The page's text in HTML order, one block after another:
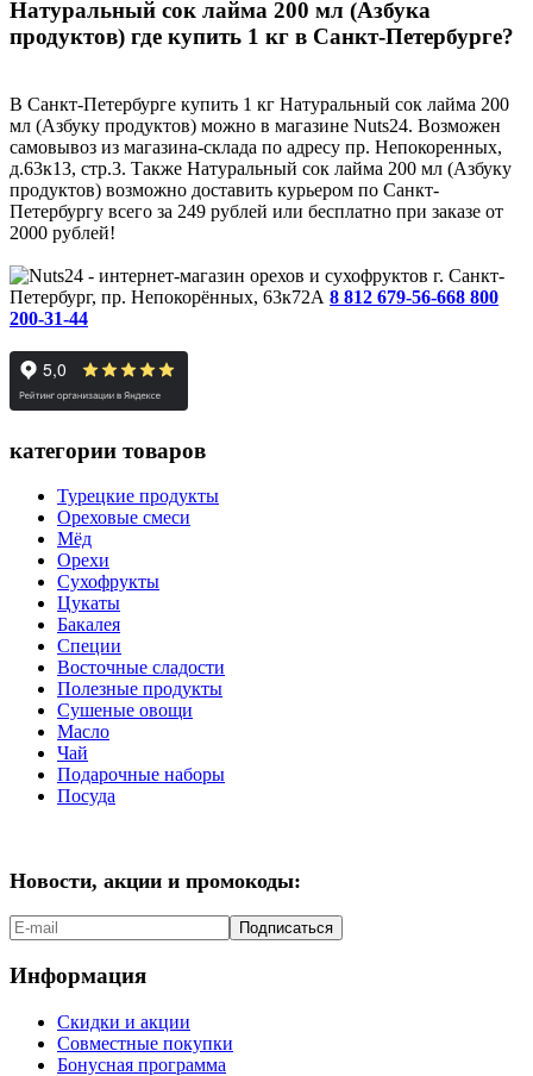
Натуральный сок лайма 200 мл (Азбука
продуктов) где купить 1 кг в Санкт-Петербурге?
В Санкт-Петербурге купить 1 кг Натуральный сок лайма 200
мл (Азбуку продуктов) можно в магазине Nuts24. Возможен
самовывоз из магазина-склада по адресу пр. Непокоренных,
д.63к13, стр.3. Также Натуральный сок лайма 200 мл (Азбуку
продуктов) возможно доставить курьером по Санкт-
Петербургу всего за 249 рублей или бесплатно при заказе от
2000 рублей!
г. Санкт-
Петербург, пр. Непокорённых, 63к72А 8 812 679-56-668 800
200-31-44
категории товаров
Турецкие продукты
Ореховые смеси
Мёд
Орехи
Сухофрукты
Цукаты
Бакалея
Специи
Восточные сладости
Полезные продукты
Сушеные овощи
Масло
Чай
Подарочные наборы
Посуда
Новости, акции и промокоды:
Подписаться
Информация
Скидки и акции
Совместные покупки
Бонусная программа